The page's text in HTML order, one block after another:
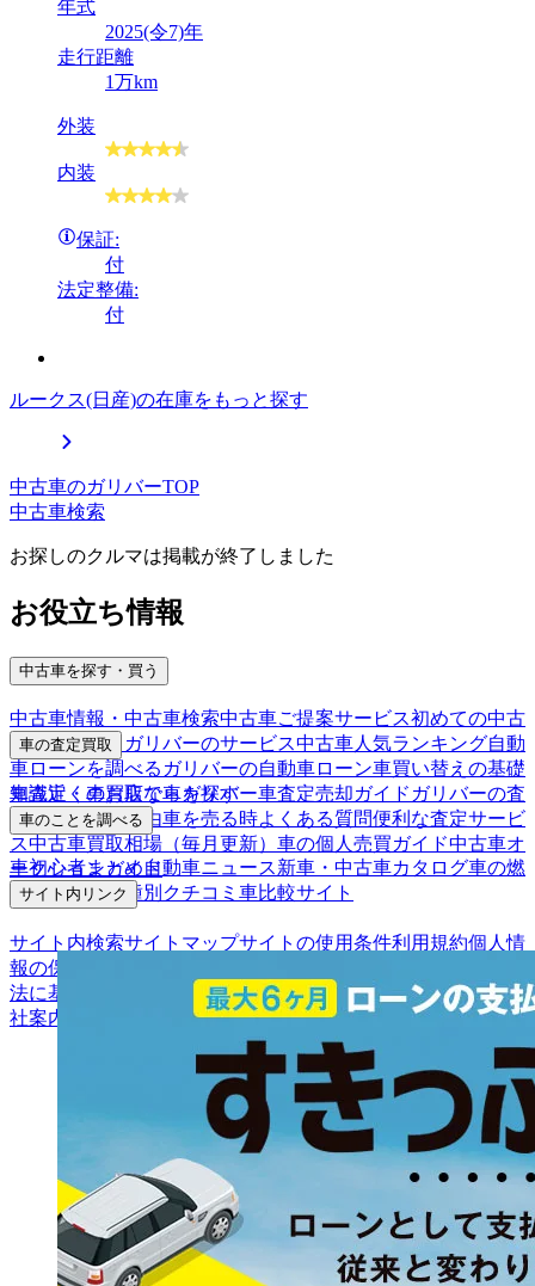
年式
2025(令7)年
走行距離
1万km
外装
内装
保証:
付
法定整備:
付
ルークス(日産)の在庫をもっと探す
中古車のガリバーTOP
中古車検索
お探しのクルマは掲載が終了しました
お役立ち情報
中古車を探す・買う
中古車情報・中古車検索中古車ご提案サービス初めての中古
車購入ガイド
ガリバーのサービス中古車人気ランキング自動
車ローンを調べる ガリバーの自動車ローン車買い替えの基礎
知識近くのお店で車を探す
車の査定買取
車査定・車買取ならガリバー車査定売却ガイド ガリバーの査
定が選ばれる理由車を売る時よくある質問便利な査定サービ
ス中古車買取相場（毎月更新） 車の個人売買ガイド中古車オ
ークションガイド
車のことを調べる
車初心者まとめ自動車ニュース新車・中古車カタログ車の燃
費を調べる車種別クチコミ 車比較サイト
サイト内リンク
サイト内検索サイトマップサイトの使用条件利用規約個人情
報の保護について
法に基づく表示
アフィリエイトパートナー募集お客様の声会
社案内